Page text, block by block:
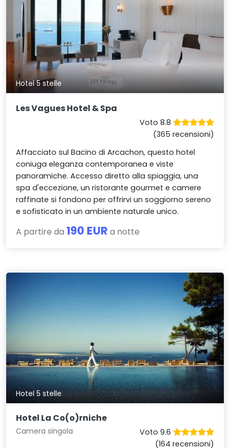
Hotel 5 stelle
Les Vagues Hotel & Spa
Voto 8.8
(365 recensioni)
Affacciato sul Bacino di Arcachon, questo hotel
coniuga eleganza contemporanea e viste
panoramiche. Accesso diretto alla spiaggia, una
spa d'eccezione, un ristorante gourmet e camere
raffinate si fondono per offrirvi un soggiorno sereno
e sofisticato in un ambiente naturale unico.
A partire da 190 EUR a notte
Hotel 5 stelle
Hotel La Co(o)rniche
Camera singola
Voto 9.6
(164 recensioni)